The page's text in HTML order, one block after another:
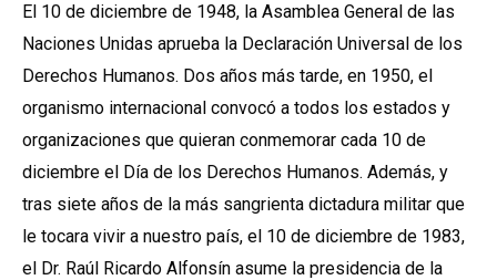
El 10 de diciembre de 1948, la Asamblea General de las
Naciones Unidas aprueba la Declaración Universal de los
Derechos Humanos. Dos años más tarde, en 1950, el
organismo internacional convocó a todos los estados y
organizaciones que quieran conmemorar cada 10 de
diciembre el Día de los Derechos Humanos. Además, y
tras siete años de la más sangrienta dictadura militar que
le tocara vivir a nuestro país, el 10 de diciembre de 1983,
el Dr. Raúl Ricardo Alfonsín asume la presidencia de la